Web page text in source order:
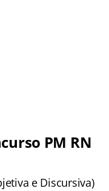
PM RN
e Discursiva)